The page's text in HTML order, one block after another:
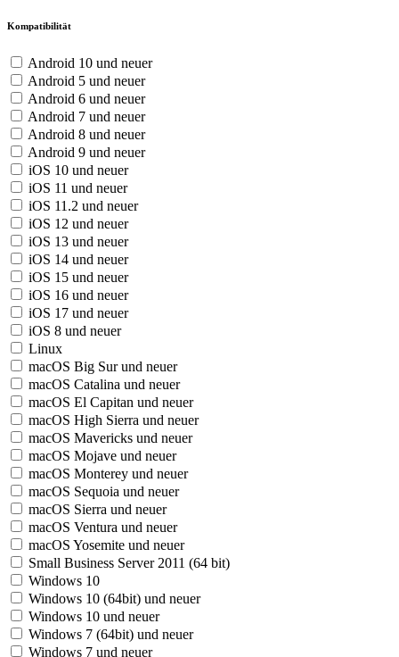
Kompatibilität
Android 10 und neuer
Android 5 und neuer
Android 6 und neuer
Android 7 und neuer
Android 8 und neuer
Android 9 und neuer
iOS 10 und neuer
iOS 11 und neuer
iOS 11.2 und neuer
iOS 12 und neuer
iOS 13 und neuer
iOS 14 und neuer
iOS 15 und neuer
iOS 16 und neuer
iOS 17 und neuer
iOS 8 und neuer
Linux
macOS Big Sur und neuer
macOS Catalina und neuer
macOS El Capitan und neuer
macOS High Sierra und neuer
macOS Mavericks und neuer
macOS Mojave und neuer
macOS Monterey und neuer
macOS Sequoia und neuer
macOS Sierra und neuer
macOS Ventura und neuer
macOS Yosemite und neuer
Small Business Server 2011 (64 bit)
Windows 10
Windows 10 (64bit) und neuer
Windows 10 und neuer
Windows 7 (64bit) und neuer
Windows 7 und neuer